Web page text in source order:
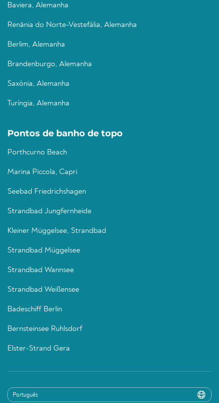
Baviera, Alemanha
Renânia do Norte-Vestefália, Alemanha
Berlim, Alemanha
Brandenburgo, Alemanha
Saxónia, Alemanha
Turíngia, Alemanha
Pontos de banho de topo
Porthcurno Beach
Marina Piccola, Capri
Seebad Friedrichshagen
Strandbad Jungfernheide
Kleiner Müggelsee, Strandbad
Strandbad Müggelsee
Strandbad Wannsee
Strandbad Weißensee
Badeschiff Berlin
Bernsteinsee Ruhlsdorf
Elster-Strand Gera